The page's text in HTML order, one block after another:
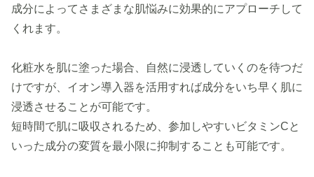
成分によってさまざまな肌悩みに効果的にアプローチして
くれます。
化粧水を肌に塗った場合、自然に浸透していくのを待つだ
けですが、イオン導入器を活用すれば成分をいち早く肌に
浸透させることが可能です。
短時間で肌に吸収されるため、参加しやすいビタミンCと
いった成分の変質を最小限に抑制することも可能です。